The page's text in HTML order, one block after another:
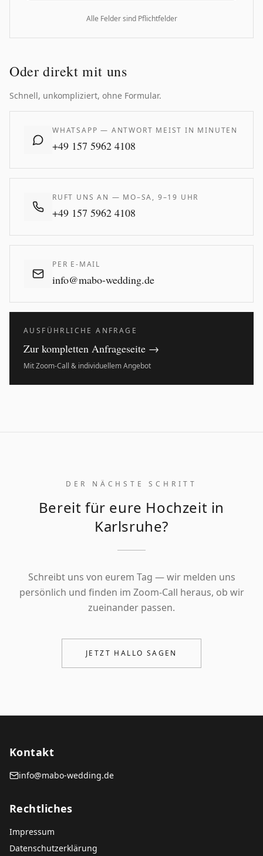
Alle Felder sind Pflichtfelder
Oder direkt mit uns
Schnell, unkompliziert, ohne Formular.
WHATSAPP — ANTWORT MEIST IN MINUTEN
+49 157 5962 4108
RUFT UNS AN — MO–SA, 9–19 UHR
+49 157 5962 4108
PER E-MAIL
info@mabo-wedding.de
AUSFÜHRLICHE ANFRAGE
Zur kompletten Anfrageseite →
Mit Zoom-Call & individuellem Angebot
DER NÄCHSTE SCHRITT
Bereit für eure Hochzeit in
Karlsruhe?
Schreibt uns von eurem Tag — wir melden uns
persönlich und finden im Zoom-Call heraus, ob wir
zueinander passen.
JETZT HALLO SAGEN
Kontakt
info@mabo-wedding.de
Rechtliches
Impressum
Datenschutzerklärung